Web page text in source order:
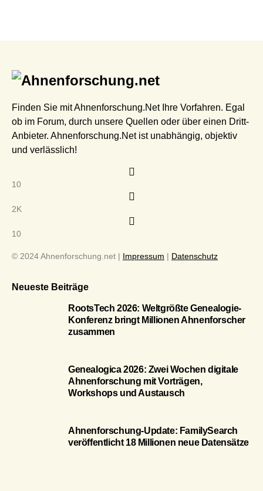
Finden Sie mit Ahnenforschung.Net Ihre Vorfahren. Egal
ob im Forum, durch unsere Quellen oder über einen Dritt-
Anbieter. Ahnenforschung.Net ist unabhängig, objektiv
und verlässlich!
10
2K
10
© 2024 Ahnenforschung.net | Impressum | Datenschutz
Neueste Beiträge
RootsTech 2026: Weltgrößte Genealogie-
Konferenz bringt Millionen Ahnenforscher
zusammen
Genealogica 2026: Zwei Wochen digitale
Ahnenforschung mit Vorträgen,
Workshops und Austausch
Ahnenforschung-Update: FamilySearch
veröffentlicht 18 Millionen neue Datensätze